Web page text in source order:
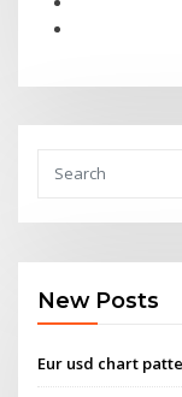
New Posts
Eur usd chart